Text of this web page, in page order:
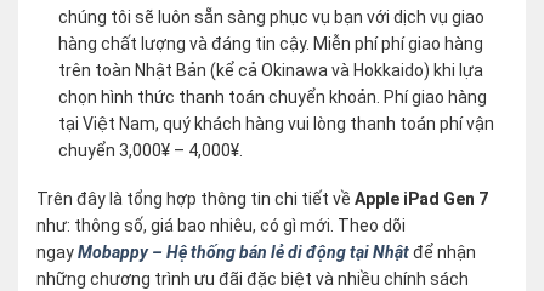
chúng tôi sẽ luôn sẵn sàng phục vụ bạn với dịch vụ giao
hàng chất lượng và đáng tin cậy. Miễn phí phí giao hàng
trên toàn Nhật Bản (kể cả Okinawa và Hokkaido) khi lựa
chọn hình thức thanh toán chuyển khoản. Phí giao hàng
tại Việt Nam, quý khách hàng vui lòng thanh toán phí vận
chuyển 3,000¥ – 4,000¥.
Trên đây là tổng hợp thông tin chi tiết về Apple iPad Gen 7
như: thông số, giá bao nhiêu, có gì mới. Theo dõi
ngayMobappy – Hệ thống bán lẻ di động tại Nhậtđể nhận
những chương trình ưu đãi đặc biệt và nhiều chính sách